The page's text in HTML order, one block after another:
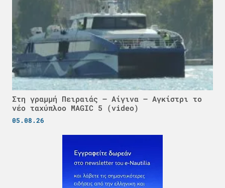
Στη γραμμή Πειραιάς – Αίγινα – Αγκίστρι το
νέο ταχύπλοο MAGIC 5 (video)
05.08.26